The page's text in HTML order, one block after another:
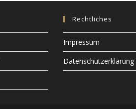
Rechtliches
Impressum
Datenschutzerklärung